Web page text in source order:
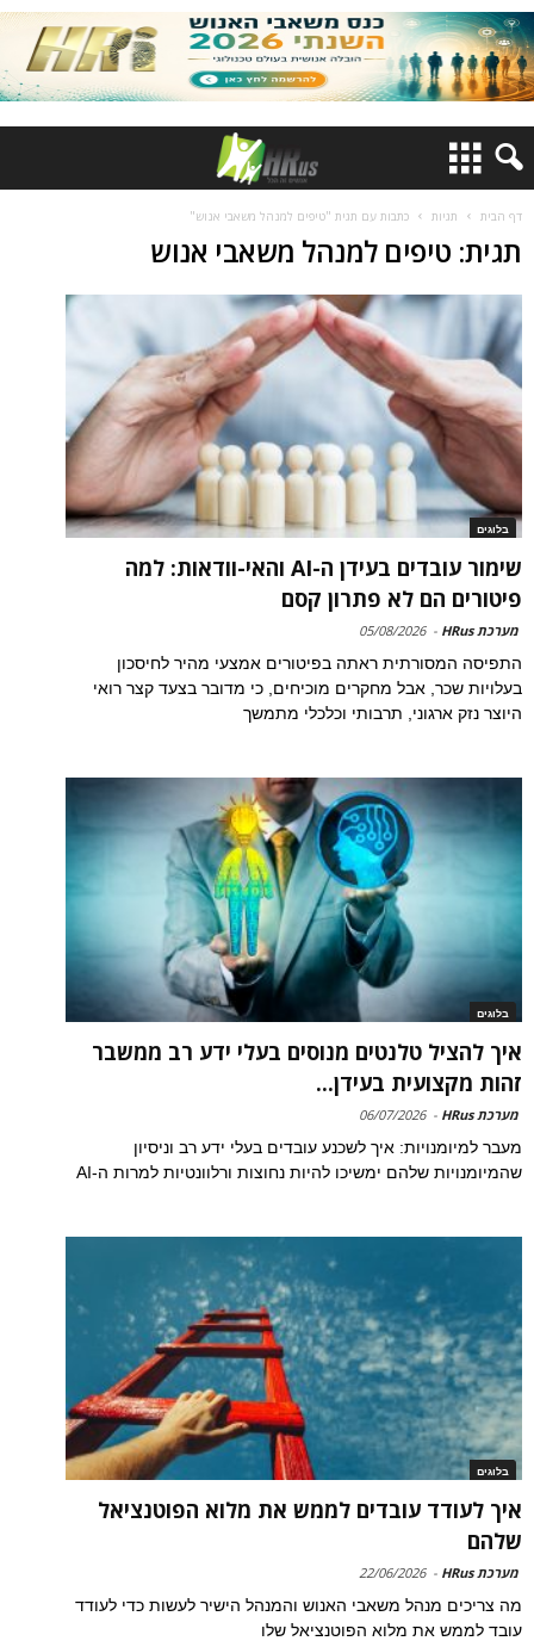
דף הבית תגיות כתבות עם תגית "טיפים למנהל משאבי אנוש"
תגית: טיפים למנהל משאבי אנוש
בלוגים
שימור עובדים בעידן ה-AI והאי-וודאות: למה
פיטורים הם לא פתרון קסם
מערכת HRus -
05/08/2026
התפיסה המסורתית ראתה בפיטורים אמצעי מהיר לחיסכון
בעלויות שכר, אבל מחקרים מוכיחים, כי מדובר בצעד קצר רואי
היוצר נזק ארגוני, תרבותי וכלכלי מתמשך
בלוגים
איך להציל טלנטים מנוסים בעלי ידע רב ממשבר
זהות מקצועית בעידן...
מערכת HRus -
06/07/2026
מעבר למיומנויות: איך לשכנע עובדים בעלי ידע רב וניסיון
שהמיומנויות שלהם ימשיכו להיות נחוצות ורלוונטיות למרות ה-AI
בלוגים
איך לעודד עובדים לממש את מלוא הפוטנציאל
שלהם
מערכת HRus -
22/06/2026
מה צריכים מנהל משאבי האנוש והמנהל הישיר לעשות כדי לעודד
עובד לממש את מלוא הפוטנציאל שלו